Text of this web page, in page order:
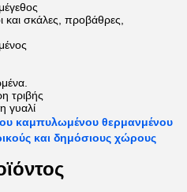
σκάλες, προβάθρες,
τριβής
γυαλί
καμπυλωμένου θερμανμένου
και δημόσιους χώρους